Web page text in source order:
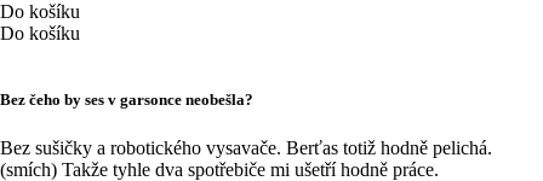
Do košíku
Do košíku
Bez čeho by ses v garsonce neobešla?
Bez sušičky a robotického vysavače. Berťas totiž hodně pelichá.
(smích) Takže tyhle dva spotřebiče mi ušetří hodně práce.